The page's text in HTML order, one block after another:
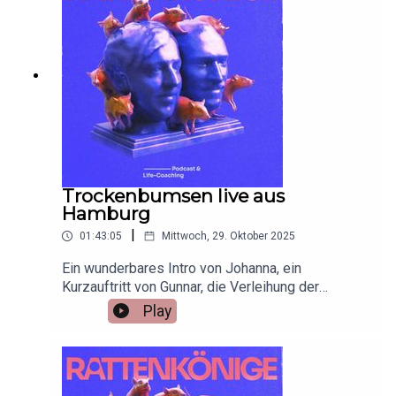
pinkelt denn ins Waschbecken?
Trockenbumsen live aus
Hamburg
01:43:05 | Mittwoch, 29. Oktober 2025
Ein wunderbares Intro von Johanna, ein
Kurzauftritt von Gunnar, die Verleihung der
Ehrenratte Awards und vieles mehr erwartet euch
in dieser neuen Ausgabe, die wir live vor
Publikum im XPERION in Hamburg aufgezeichnet
haben.Die Themen: Da sie in einer Beziehung ist,
können wir trotzdem Trockenbumsen? Was tun,
Play